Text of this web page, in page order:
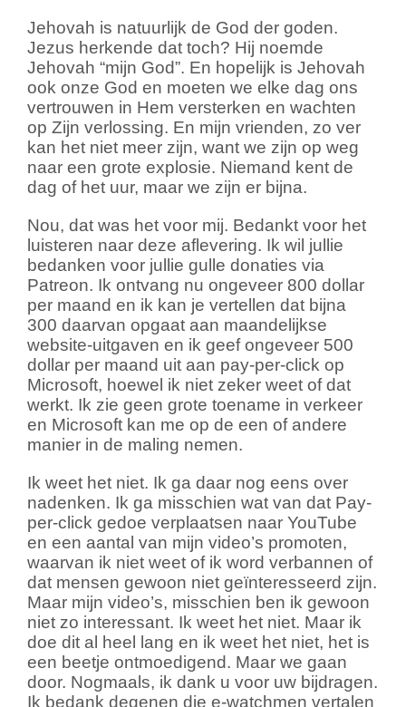
Jehovah is natuurlijk de God der goden.
Jezus herkende dat toch? Hij noemde
Jehovah “mijn God”. En hopelijk is Jehovah
ook onze God en moeten we elke dag ons
vertrouwen in Hem versterken en wachten
op Zijn verlossing. En mijn vrienden, zo ver
kan het niet meer zijn, want we zijn op weg
naar een grote explosie. Niemand kent de
dag of het uur, maar we zijn er bijna.
Nou, dat was het voor mij. Bedankt voor het
luisteren naar deze aflevering. Ik wil jullie
bedanken voor jullie gulle donaties via
Patreon. Ik ontvang nu ongeveer 800 dollar
per maand en ik kan je vertellen dat bijna
300 daarvan opgaat aan maandelijkse
website-uitgaven en ik geef ongeveer 500
dollar per maand uit aan pay-per-click op
Microsoft, hoewel ik niet zeker weet of dat
werkt. Ik zie geen grote toename in verkeer
en Microsoft kan me op de een of andere
manier in de maling nemen.
Ik weet het niet. Ik ga daar nog eens over
nadenken. Ik ga misschien wat van dat Pay-
per-click gedoe verplaatsen naar YouTube
en een aantal van mijn video’s promoten,
waarvan ik niet weet of ik word verbannen of
dat mensen gewoon niet geïnteresseerd zijn.
Maar mijn video’s, misschien ben ik gewoon
niet zo interessant. Ik weet het niet. Maar ik
doe dit al heel lang en ik weet het niet, het is
een beetje ontmoedigend. Maar we gaan
door. Nogmaals, ik dank u voor uw bijdragen.
Ik bedank degenen die e-watchmen vertalen